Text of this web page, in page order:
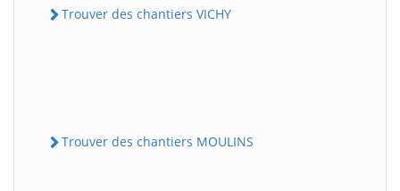
Trouver des chantiers VICHY
Trouver des chantiers MOULINS